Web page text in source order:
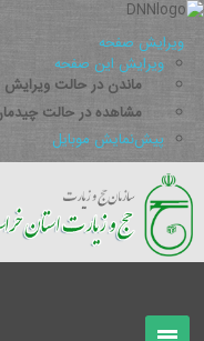
ویرایش صفحه
ویرایش این صفحه
ماندن در حالت ویرایش
مشاهده در حالت
پیش‌نمایش موبایل